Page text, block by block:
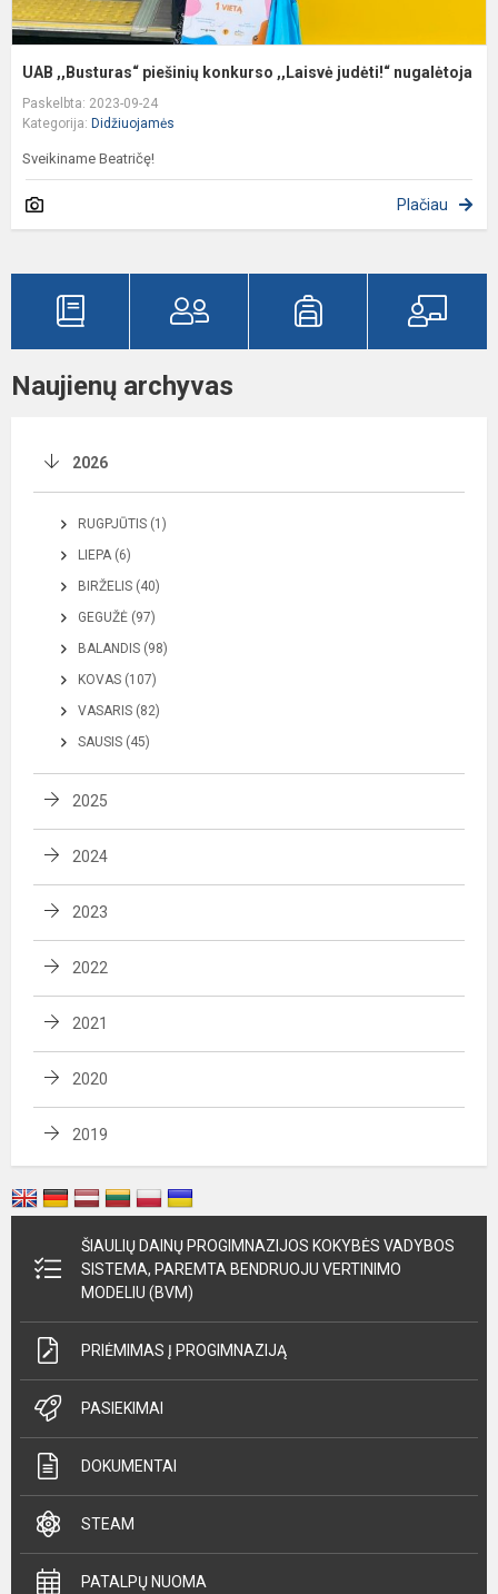
UAB ,,Busturas“ piešinių konkurso ,,Laisvė judėti!“ nugalėtoja
Paskelbta: 2023-09-24
Kategorija: Didžiuojamės
Sveikiname Beatričę!
Plačiau
Naujienų archyvas
2026
RUGPJŪTIS (1)
LIEPA (6)
BIRŽELIS (40)
GEGUŽĖ (97)
BALANDIS (98)
KOVAS (107)
VASARIS (82)
SAUSIS (45)
2025
2024
2023
2022
2021
2020
2019
ŠIAULIŲ DAINŲ PROGIMNAZIJOS KOKYBĖS VADYBOS
SISTEMA, PAREMTA BENDRUOJU VERTINIMO
MODELIU (BVM)
PRIĖMIMAS Į PROGIMNAZIJĄ
PASIEKIMAI
DOKUMENTAI
STEAM
PATALPŲ NUOMA